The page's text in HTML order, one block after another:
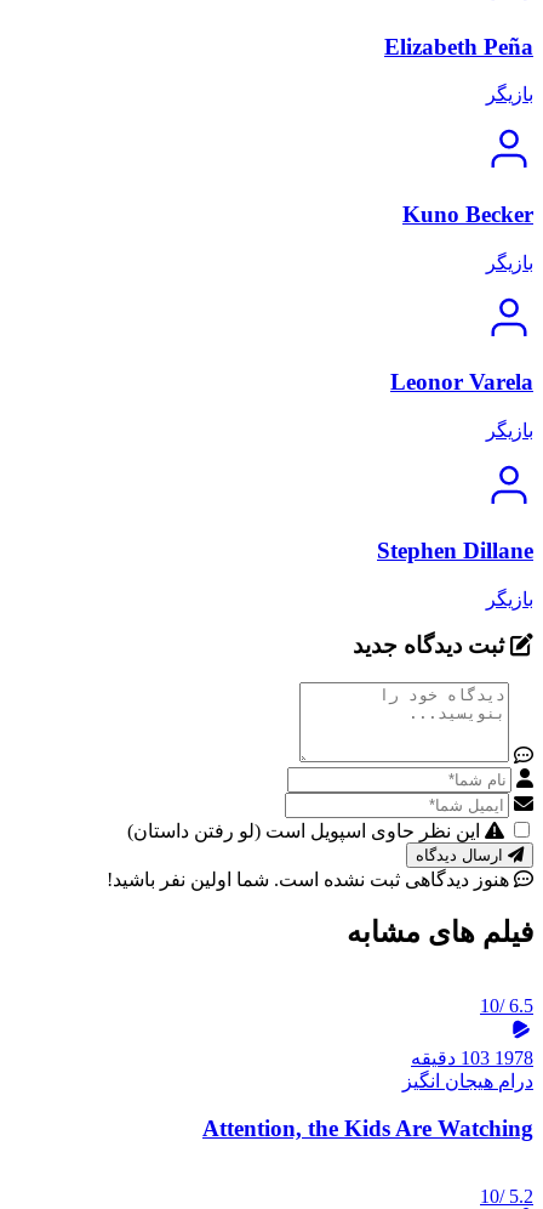
Elizabeth Peña
بازیگر
Kuno Becker
بازیگر
Leonor Varela
بازیگر
Stephen Dillane
بازیگر
ثبت دیدگاه جدید
این نظر حاوی اسپویل است (لو رفتن داستان)
هنوز دیدگاهی ثبت نشده است. شما اولین نفر باشید!
فیلم های مشابه
6.5
/10
1978 103 دقیقه
درام هیجان انگیز
Attention, the Kids Are Watching
5.2
/10